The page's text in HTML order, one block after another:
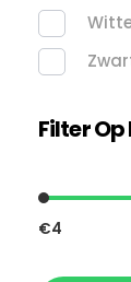
Filter Op
€4